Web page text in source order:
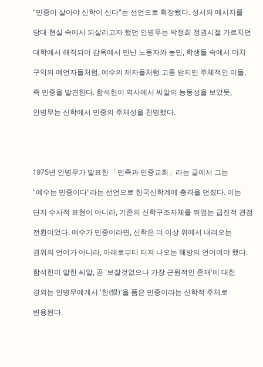
"민중이 살아야 신학이 산다"는 선언으로 확장됐다. 성서의 메시지를
당대 현실 속에서 되살리고자 했던 안병무는 박정희 정권시절 가르치던
대학에서 해직되어 감옥에서 만난 노동자와 농민, 학생들 속에서 마치
구약의 예언자들처럼, 예수의 제자들처럼 고통 받지만 주체적인 이들,
즉 민중을 발견한다. 함석헌이 역사에서 씨알의 능동성을 보았듯,
안병무는 신학에서 민중의 주체성을 천명했다.
1975년 안병무가 발표한 「민족과 민중교회」라는 글에서 그는
"예수는 민중이다"라는 선언으로 한국신학계에 충격을 던졌다. 이는
단지 수사적 표현이 아니라, 기존의 신학구조자체를 뒤엎는 급진적 관점
전환이었다. 예수가 민중이라면, 신학은 더 이상 위에서 내려오는
권위의 언어가 아니라, 아래로부터 터져 나오는 해방의 언어여야 했다.
함석헌이 말한 씨알, 곧 '보잘것없으나 가장 근원적인 존재'에 대한
경외는 안병무에게서 '한(恨)'을 품은 민중이라는 신학적 주체로
변용된다.